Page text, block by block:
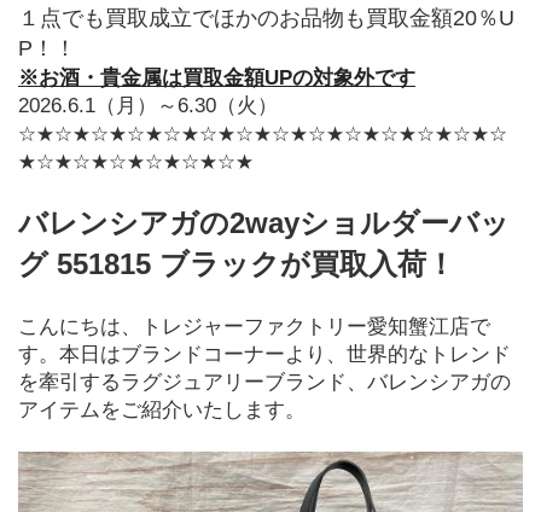
１点でも買取成立でほかのお品物も買取金額20％U
P！！
※お酒・貴金属は買取金額UPの対象外です
2026.6.1（月）～6.30（火）
☆★☆★☆★☆★☆★☆★☆★☆★☆★☆★☆★☆★☆★☆
★☆★☆★☆★☆★☆★☆★
バレンシアガの2wayショルダーバッ
グ 551815 ブラックが買取入荷！
こんにちは、トレジャーファクトリー愛知蟹江店で
す。本日はブランドコーナーより、世界的なトレンド
を牽引するラグジュアリーブランド、バレンシアガの
アイテムをご紹介いたします。